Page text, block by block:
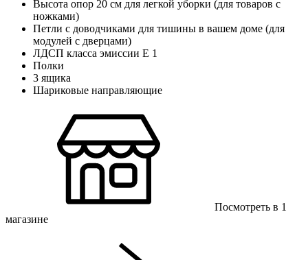
Высота опор 20 см для легкой уборки (для товаров с
ножками)
Петли с доводчиками для тишины в вашем доме (для
модулей с дверцами)
ЛДСП класса эмиссии Е 1
Полки
3 ящика
Шариковые направляющие
Посмотреть в 1
магазинe